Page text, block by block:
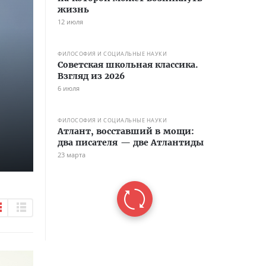
жизнь
12 июля
ФИЛОСОФИЯ И СОЦИАЛЬНЫЕ НАУКИ
Советская школьная классика.
Взгляд из 2026
6 июля
ФИЛОСОФИЯ И СОЦИАЛЬНЫЕ НАУКИ
Атлант, восставший в мощи:
два писателя — две Атлантиды
23 марта